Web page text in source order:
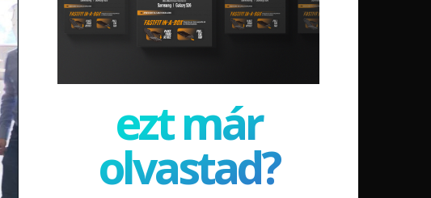
ezt már
olvastad?